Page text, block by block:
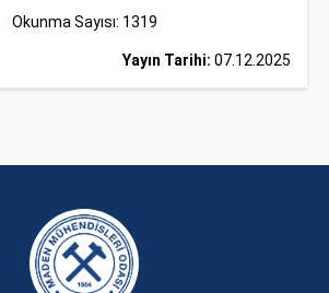
Okunma Sayısı: 1319
Yayın Tarihi: 07.12.2025